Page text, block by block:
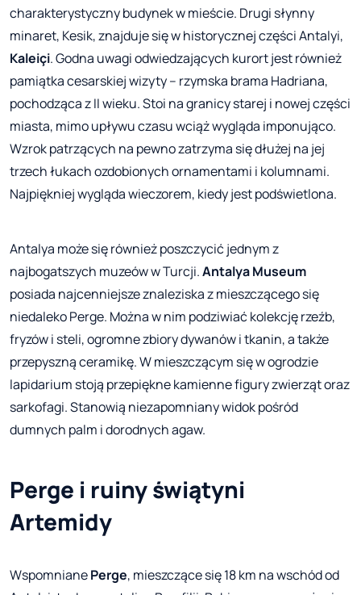
charakterystyczny budynek w mieście. Drugi słynny
minaret, Kesik, znajduje się w historycznej części Antalyi,
Kaleiçi. Godna uwagi odwiedzających kurort jest również
pamiątka cesarskiej wizyty – rzymska brama Hadriana,
pochodząca z II wieku. Stoi na granicy starej i nowej części
miasta, mimo upływu czasu wciąż wygląda imponująco.
Wzrok patrzących na pewno zatrzyma się dłużej na jej
trzech łukach ozdobionych ornamentami i kolumnami.
Najpiękniej wygląda wieczorem, kiedy jest podświetlona.
Antalya może się również poszczycić jednym z
najbogatszych muzeów w Turcji.Antalya Museum
posiada najcenniejsze znaleziska z mieszczącego się
niedaleko Perge. Można w nim podziwiać kolekcję rzeźb,
fryzów i steli, ogromne zbiory dywanów i tkanin, a także
przepyszną ceramikę. W mieszczącym się w ogrodzie
lapidarium stoją przepiękne kamienne figury zwierząt oraz
sarkofagi. Stanowią niezapomniany widok pośród
dumnych palm i dorodnych agaw.
Perge i ruiny świątyni
Artemidy
WspomnianePerge, mieszczące się 18 km na wschód od